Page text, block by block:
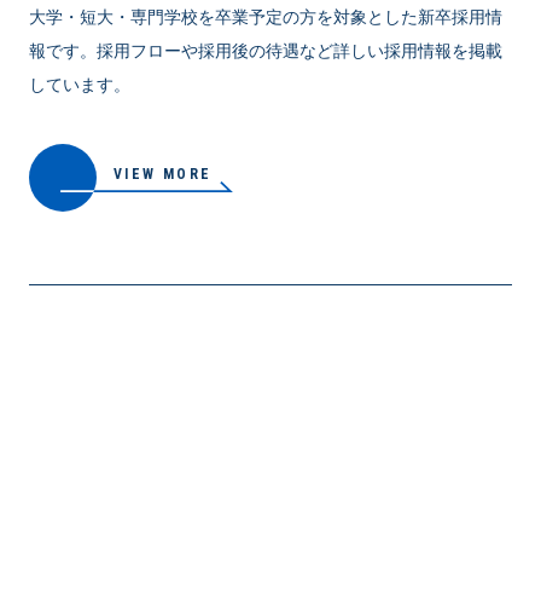
大学・短大・専門学校を卒業予定の方を対象とした新卒採用情
報です。採用フローや採用後の待遇など詳しい採用情報を掲載
しています。
VIEW MORE